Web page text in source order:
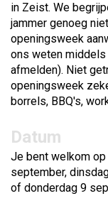
in Zeist. We
jammer genoeg
openingsweek
ons weten middels
afmelden). Niet
openingsweek
borrels, BBQ's,
Datum
Je bent welkom op
september,
of donderdag 9